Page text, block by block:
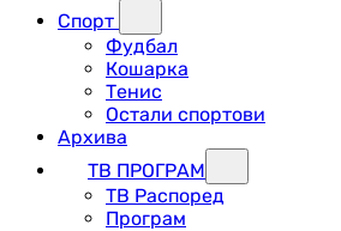
Спорт
Фудбал
Кошарка
Тенис
Остали спортови
Архива
ТВ ПРОГРАМ
ТВ Распоред
Програм